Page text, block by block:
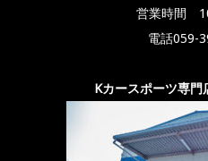
営業時間
電話059-
Kカースポーツ専